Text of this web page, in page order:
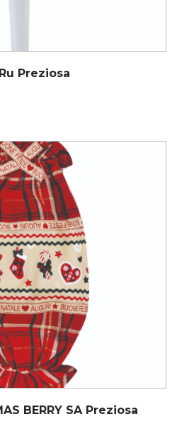
Preziosa
BERRY SA Preziosa